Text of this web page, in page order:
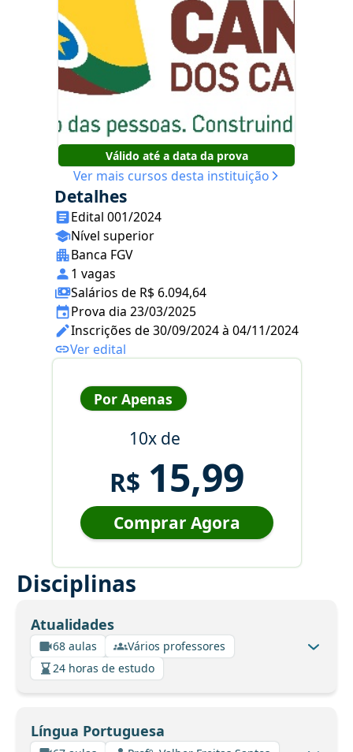
Válido até a data da prova
Ver mais cursos desta instituição
Detalhes
Edital 001/2024
Nível superior
Banca FGV
1 vagas
Salários de R$ 6.094,64
Prova dia 23/03/2025
Inscrições de 30/09/2024 à 04/11/2024
Ver edital
Por Apenas
10x de
R$ 15,99
Comprar Agora
Disciplinas
Atualidades
68 aulas
Vários professores
24 horas de estudo
Língua Portuguesa